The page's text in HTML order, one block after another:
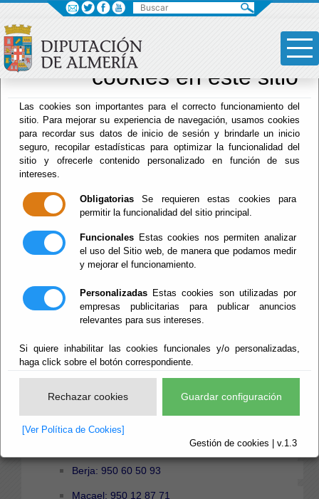
Sus opciones en
relación al uso de
cookies en este sitio
Las cookies son importantes para el correcto funcionamiento del
sitio. Para mejorar su experiencia de navegación, usamos cookies
para recordar sus datos de inicio de sesión y brindarle un inicio
seguro, recopilar estadísticas para optimizar la funcionalidad del
sitio y ofrecerle contenido personalizado en función de sus
intereses.
Obligatorias Se requieren estas cookies para
permitir la funcionalidad del sitio principal.
Funcionales Estas cookies nos permiten analizar
el uso del Sitio web, de manera que podamos medir
y mejorar el funcionamiento.
Personalizadas Estas cookies son utilizadas por
empresas publicitarias para publicar anuncios
relevantes para sus intereses.
Si quiere inhabilitar las cookies funcionales y/o personalizadas,
haga click sobre el botón correspondiente.
Rechazar cookies Guardar configuración
[Ver Política de Cookies]
Gestión de cookies | v.1.3
Drogodependencias
Menú Hacienda
Inicio -
CENTROS DE TRATAMIENTO EN LA PROVINCIA
TELÉFONOS DE
LOS CENTROS DE
TRATAMIENTO
EN LA PROVINCIA
Poniente (El Ejido): 950 57 09 06
Berja: 950 60 50 93
Macael: 950 12 87 71